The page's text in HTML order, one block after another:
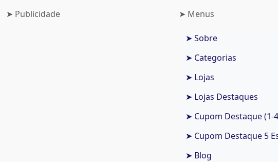
➤ Publicidade ➤ Menus
➤ Sobre
➤ Categorias
➤ Lojas
➤ Lojas Destaques
➤ Cupom Destaque (1-
➤ Cupom Destaque 5
➤ Blog